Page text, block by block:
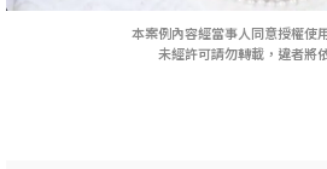
本案例內容經當事人同意授權使
未經許可請勿轉載，違者將